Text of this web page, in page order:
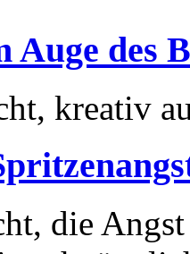
Auge des
kreativ
die